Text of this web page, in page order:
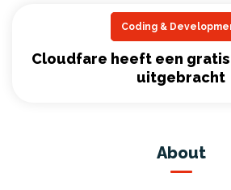
Coding &
Cloudfare heeft een gratis
uitgebracht
About